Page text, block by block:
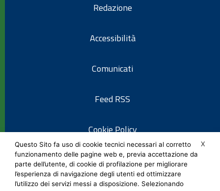
Redazione
Accessibilità
Comunicati
Feed RSS
Cookie Policy
Informativa privacy
X
Questo Sito fa uso di cookie tecnici necessari al corretto
funzionamento delle pagine web e, previa accettazione da
parte dell’utente, di cookie di profilazione per migliorare
l’esperienza di navigazione degli utenti ed ottimizzare
l’utilizzo dei servizi messi a disposizione. Selezionando